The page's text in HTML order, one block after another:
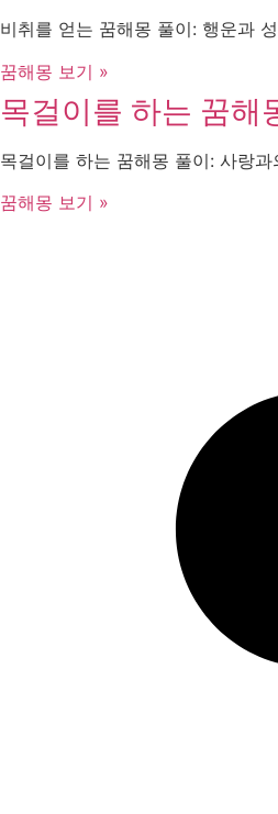
비취를 얻는 꿈해몽 풀이: 행운과
꿈해몽 보기 »
목걸이를 하는 꿈해
목걸이를 하는 꿈해몽 풀이: 사랑
꿈해몽 보기 »